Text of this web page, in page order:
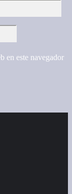
en este navegador